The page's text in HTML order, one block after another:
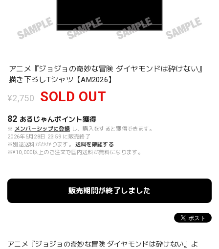
アニメ『ジョジョの奇妙な冒険 ダイヤモンドは砕けない』
描き下ろしTシャツ【AM2026】
¥2,750 SOLD OUT
82 あるじゃんポイント獲得
※ メンバーシップに登録 し、購入をすると獲得できます。
2026年5月28日 23:59 に販売終了
※別途送料がかかります。
送料を確認する
※¥10,000以上のご注文で国内送料が無料になります。
販売期間が終了しました
アニメ『ジョジョの奇妙な冒険 ダイヤモンドは砕けない』よ